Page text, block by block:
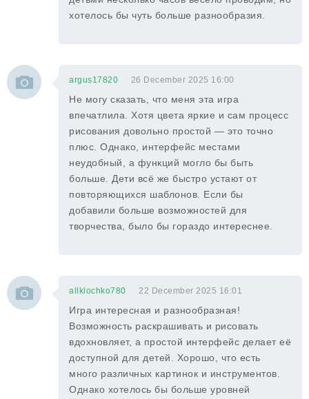
хотелось бы чуть больше разнообразия.
argus17820 26 December 2025 16:00
Не могу сказать, что меня эта игра
впечатлила. Хотя цвета яркие и сам процесс
рисования довольно простой — это точно
плюс. Однако, интерфейс местами
неудобный, а функций могло бы быть
больше. Дети всё же быстро устают от
повторяющихся шаблонов. Если бы
добавили больше возможностей для
творчества, было бы гораздо интереснее.
allklochko780 22 December 2025 16:01
Игра интересная и разнообразная!
Возможность раскрашивать и рисовать
вдохновляет, а простой интерфейс делает её
доступной для детей. Хорошо, что есть
много различных картинок и инструментов.
Однако хотелось бы больше уровней